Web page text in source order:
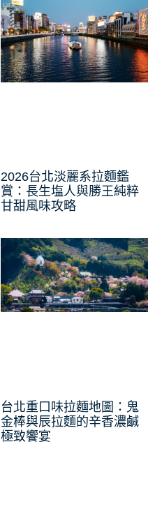
2026台北淡麗系拉麵鑑
賞：長生塩人與勝王純粹
甘甜風味攻略
台北重口味拉麵地圖：鬼
金棒與辰拉麵的辛香濃鹹
極致饗宴